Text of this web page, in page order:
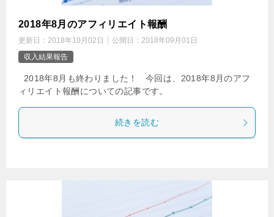
2018年8月のアフィリエイト報酬
更新日： 2018年10月02日 公開日： 2018年09月01日
収入結果報告
2018年8月も終わりました！ 今回は、2018年8月のアフ
ィリエイト報酬についての記事です。
続きを読む